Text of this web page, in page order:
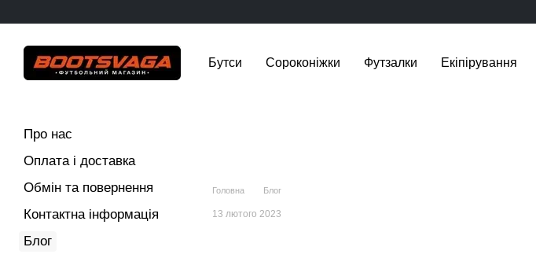
Бутси Сороконіжки Футзалки Екіпірування
Головна Блог
13 лютого 2023
Про нас
Оплата і доставка
Обмін та повернення
Контактна інформація
Блог